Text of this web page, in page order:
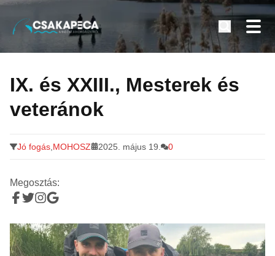
tartalomra
Minden a horgászatról
IX. és XXIII., Mesterek és
veteránok
Jó fogás MOHOSZ 2025. május 19. 0
Megosztás: